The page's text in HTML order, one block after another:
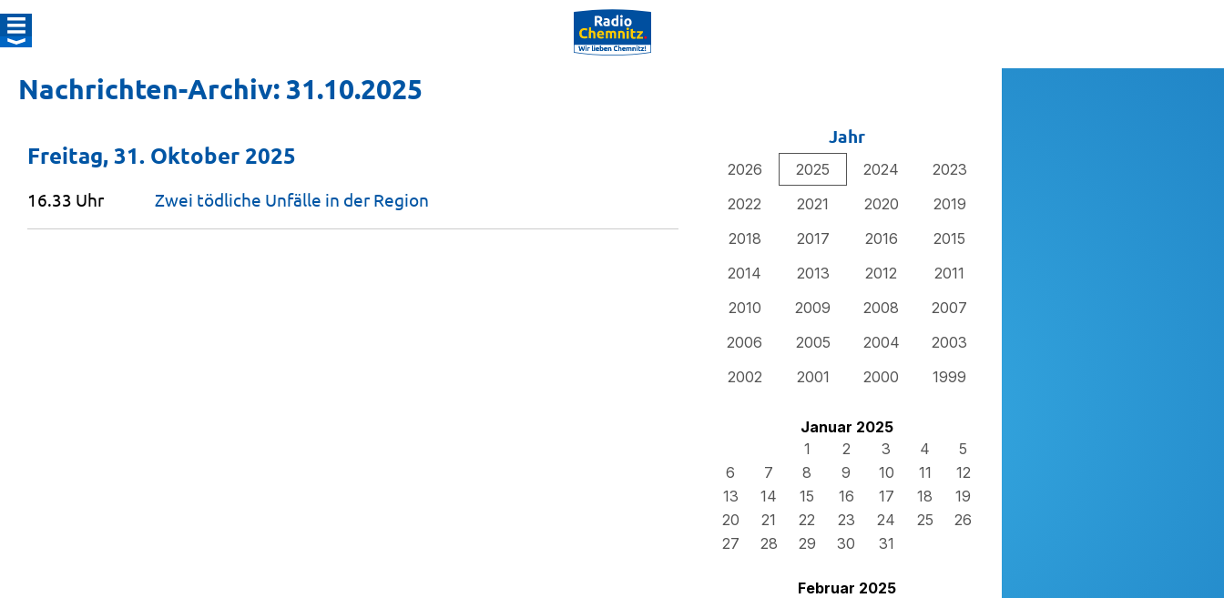
Nachrichten-Archiv: 31.10.2025
Jahr
2026 2025 2024
2023
2022
2021 2020
2019
2018
2017 2016
2015
2014
2013 2012
2011
2010
2009 2008
2007
2006
2005 2004
2003
2002
2001 2000 1999
Januar 2025
1
2 3 4
5
6
7 8 9 10 11
12
13
14 15 16 17 18
19
20
21 22 23 24 25
26
27
28 29 30 31
Februar 2025
Freitag, 31. Oktober 2025
16.33 Uhr Zwei tödliche Unfälle in der Region